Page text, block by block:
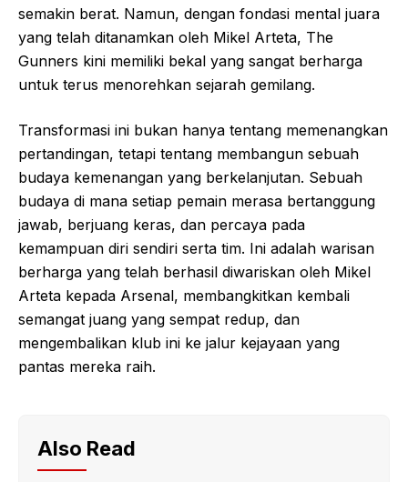
semakin berat. Namun, dengan fondasi mental juara
yang telah ditanamkan oleh Mikel Arteta, The
Gunners kini memiliki bekal yang sangat berharga
untuk terus menorehkan sejarah gemilang.
Transformasi ini bukan hanya tentang memenangkan
pertandingan, tetapi tentang membangun sebuah
budaya kemenangan yang berkelanjutan. Sebuah
budaya di mana setiap pemain merasa bertanggung
jawab, berjuang keras, dan percaya pada
kemampuan diri sendiri serta tim. Ini adalah warisan
berharga yang telah berhasil diwariskan oleh Mikel
Arteta kepada Arsenal, membangkitkan kembali
semangat juang yang sempat redup, dan
mengembalikan klub ini ke jalur kejayaan yang
pantas mereka raih.
Also Read